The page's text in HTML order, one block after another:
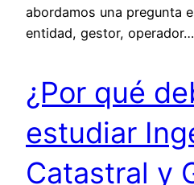
abordamos una pregunta
entidad, gestor, operador…
¿Por qué
estudiar
Catastral y